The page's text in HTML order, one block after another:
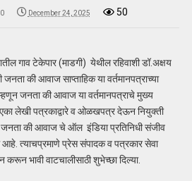
December 24, 2025 50
गाव टेकेपार (माडगी) येथील रहिवाशी डॉ.अक्षय
की आवाज साप्ताहिक या वर्तमानपत्राच्या
म्हणून जनता की आवाज या वर्तमानपत्राचे मुख्य
लेखी पत्रकाद्वारे व ओळखपत्र देऊन नियुक्ती
जनता की आवाज चे ऑल इंडिया प्रतिनिधी संजीव
त्याचप्रमाणे प्रेस संपादक व पत्रकार सेवा
करून भावी वाटचालीसाठी शुभेच्छा दिल्या.